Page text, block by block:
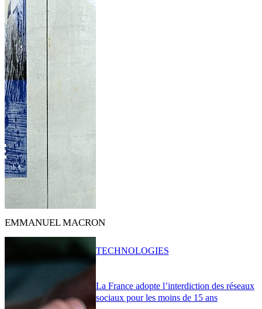
EMMANUEL MACRON
La France adopte l’interdiction des réseaux
sociaux pour les moins de 15 ans
TECHNOLOGIES